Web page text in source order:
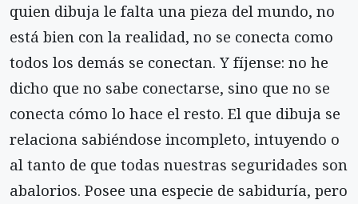
quien dibuja le falta una pieza del mundo, no
está bien con la realidad, no se conecta como
todos los demás se conectan. Y fíjense: no he
dicho que no sabe conectarse, sino que no se
conecta cómo lo hace el resto. El que dibuja se
relaciona sabiéndose incompleto, intuyendo o
al tanto de que todas nuestras seguridades son
abalorios. Posee una especie de sabiduría, pero